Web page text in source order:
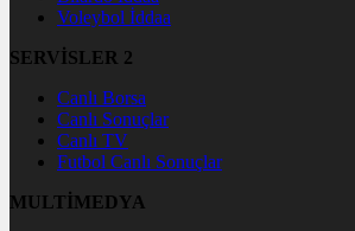
Voleybol İddaa
SERVİSLER 2
Canlı Borsa
Canlı Sonuçlar
Canlı TV
Futbol Canlı Sonuçlar
MULTİMEDYA